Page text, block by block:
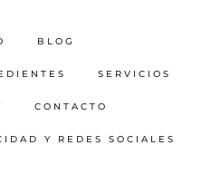
BLOG
SERVICIOS
CONTACTO
Y REDES SOCIALES